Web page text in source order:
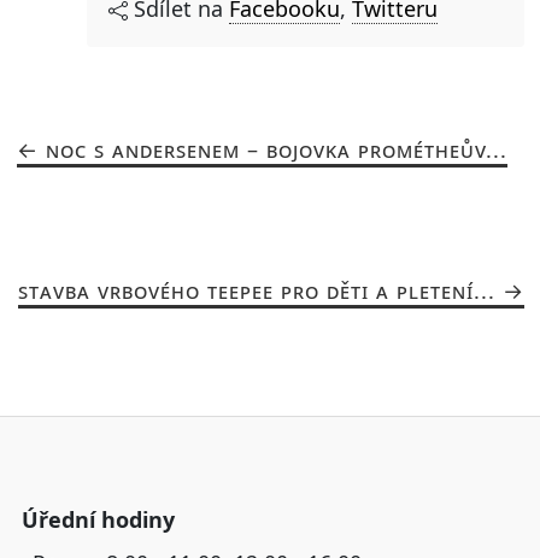
Sdílet na Facebooku, Twitteru
NOC S ANDERSENEM – BOJOVKA PROMÉTHEŮV...
STAVBA VRBOVÉHO TEEPEE PRO DĚTI A PLETENÍ...
Úřední hodiny